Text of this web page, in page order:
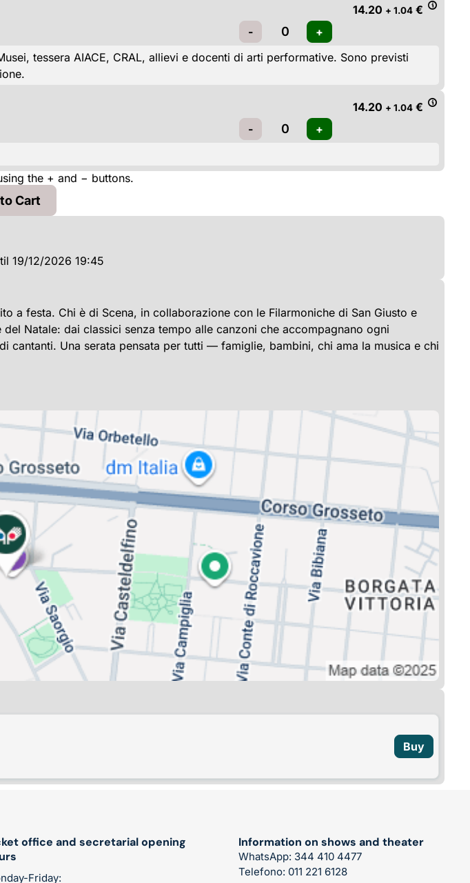
14.20 + 1.04 €
tessera AIACE, CRAL, allievi e docenti di arti performative. Sono previsti
14.20 + 1.04 €
the + and − buttons.
19/12/2026 19:45
a festa. Chi è di Scena, in collaborazione con le Filarmoniche di San Giusto e
Natale: dai classici senza tempo alle canzoni che accompagnano ogni
Una serata pensata per tutti — famiglie, bambini, chi ama la musica e chi
Buy
office and secretarial opening
Friday:
Information on shows and theater
WhatsApp: 344 410 4477
Telefono: 011 221 6128